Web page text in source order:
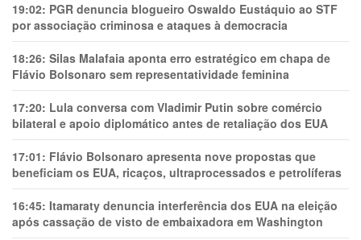
19:02: PGR denuncia blogueiro Oswaldo Eustáquio ao STF
por associação criminosa e ataques à democracia
18:26: Silas Malafaia aponta erro estratégico em chapa de
Flávio Bolsonaro sem representatividade feminina
17:20: Lula conversa com Vladimir Putin sobre comércio
bilateral e apoio diplomático antes de retaliação dos EUA
17:01: Flávio Bolsonaro apresenta nove propostas que
beneficiam os EUA, ricaços, ultraprocessados e petrolíferas
16:45: Itamaraty denuncia interferência dos EUA na eleição
após cassação de visto de embaixadora em Washington